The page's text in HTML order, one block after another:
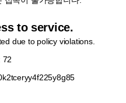
to service.
due to policy violations.
72